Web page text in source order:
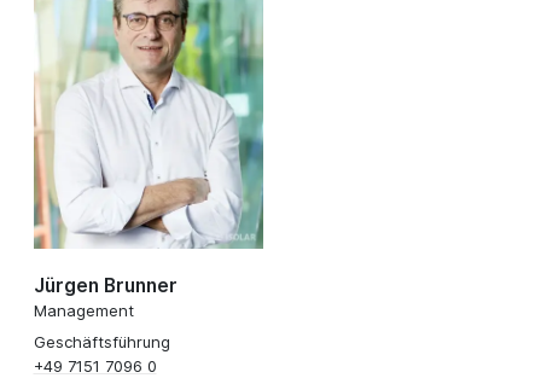
Jürgen Brunner
Management
Geschäftsführung
+49 7151 7096 0